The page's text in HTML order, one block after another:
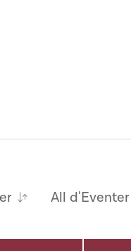
All d'Eventer